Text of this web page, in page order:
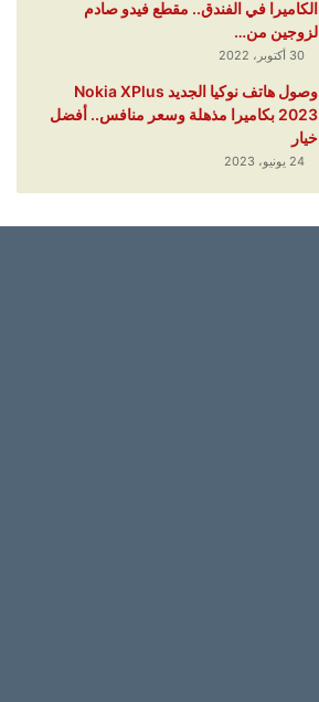
الكاميرا في الفندق.. مقطع فيدو صادم
لزوجين من…
30 أكتوبر، 2022
وصول هاتف نوكيا الجديد Nokia XPlus
2023 بكاميرا مذهلة وسعر منافس.. أفضل
خيار
24 يونيو، 2023